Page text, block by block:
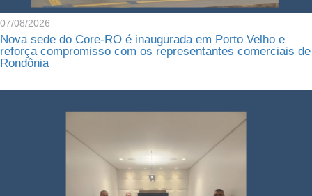
07/08/2026
Nova sede do Core-RO é inaugurada em Porto Velho e
reforça compromisso com os representantes comerciais de
Rondônia